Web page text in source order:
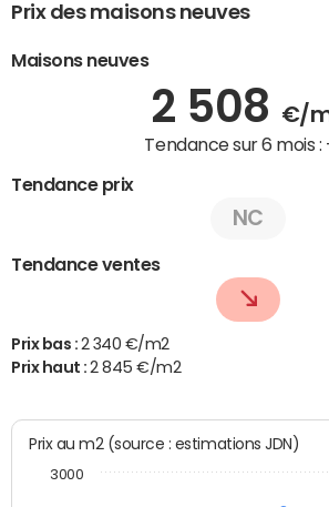
Prix des maisons neuves
Maisons neuves
2 508 €/
Tendance sur 6 mois :
Tendance prix
NC
Tendance ventes
Prix bas : 2 340 €/m2
Prix haut :2 845 €/m2
Prix au m2 (source : estimations JDN)
3000